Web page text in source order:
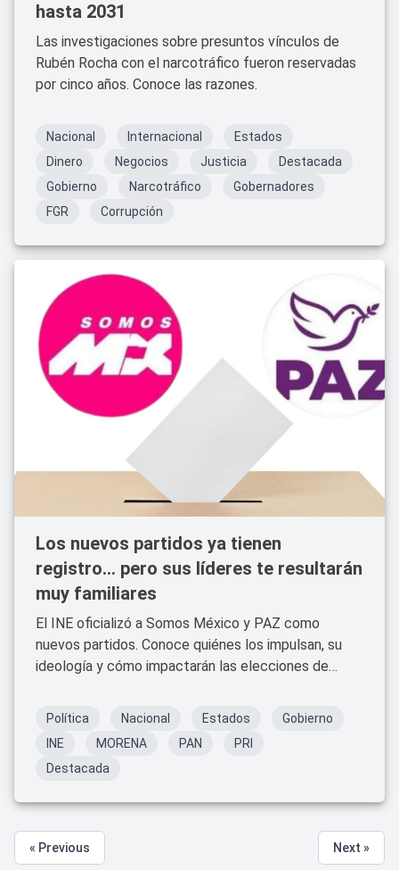
hasta 2031
Las investigaciones sobre presuntos vínculos de
Rubén Rocha con el narcotráfico fueron reservadas
por cinco años. Conoce las razones.
Nacional Internacional
Estados
Dinero
Negocios Justicia
Destacada
Gobierno
Narcotráfico
Gobernadores
FGR
Corrupción
Los nuevos partidos ya tienen
registro... pero sus líderes te resultarán
muy familiares
El INE oficializó a Somos México y PAZ como
nuevos partidos. Conoce quiénes los impulsan, su
ideología y cómo impactarán las elecciones de
Política Nacional Estados
Gobierno
INE
MORENA PAN
PRI
Destacada
« Previous Next »